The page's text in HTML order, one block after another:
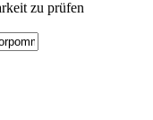
zu prüfen